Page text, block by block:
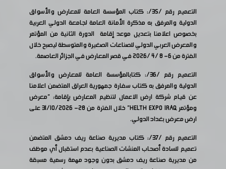
التعميم رقم /35/: كتاب المؤسسة العامة للمعارض والأسواق
الدولية والمرفق به مذكرة الأمانة العامة لجامعة الدولي العربية
بخصوص اعلامنا بتعديل موعد إقامة الدورة الثانية من المؤتمر
والمعرض العربي الدولي للصناعات الصغيرة والمتوسطة ليصبح خلال
الفترة من 6- 8 /4 /2026 في قصر المعارض في الجزائر العاصمة.
التعميم رقم /36/: كتابالمؤسسة العامة للمعارض والأسواق
الدولية والمرفق به كتاب سفارة جمهورية العراق المتضمن اعلامنا
عن قيام شركة ارض الاعمال لتنظيم المعارض بإقامة: "معرض
ومؤتمر HELTH EXPO IRAQ" خلال الفترة من 28- 31/10/2026 على
ارض معرض بغداد الدولي.
التعميم رقم /37/: كتاب مديرية صناعة ريف دمشق المتضمن
تعميم للسادة أصحاب المنشات الصناعية بعدم استقبال أي موظف
من مديرية صناعة ريف دمشق بدون وجود مهمة رسمية مسبقة